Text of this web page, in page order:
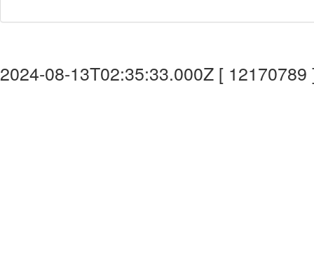
2024-08-13T02:35:33.000Z [ 12170789